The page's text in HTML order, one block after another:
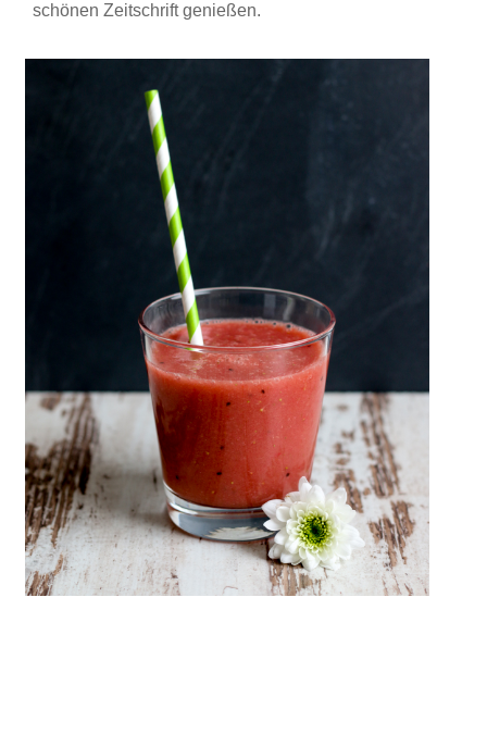
schönen Zeitschrift genießen.